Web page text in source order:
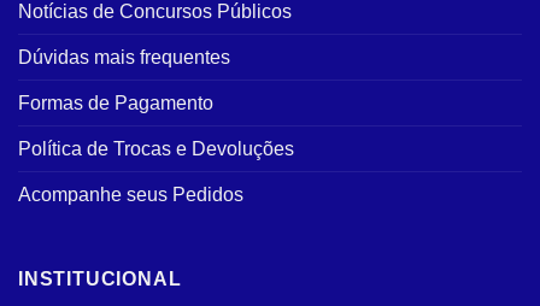
Notícias de Concursos Públicos
Dúvidas mais frequentes
Formas de Pagamento
Política de Trocas e Devoluções
Acompanhe seus Pedidos
INSTITUCIONAL